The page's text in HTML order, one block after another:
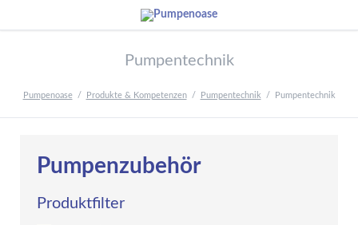
Pumpentechnik
Pumpenoase Produkte & Kompetenzen Pumpentechnik Pumpentechnik
Pumpenzubehör
Produktfilter